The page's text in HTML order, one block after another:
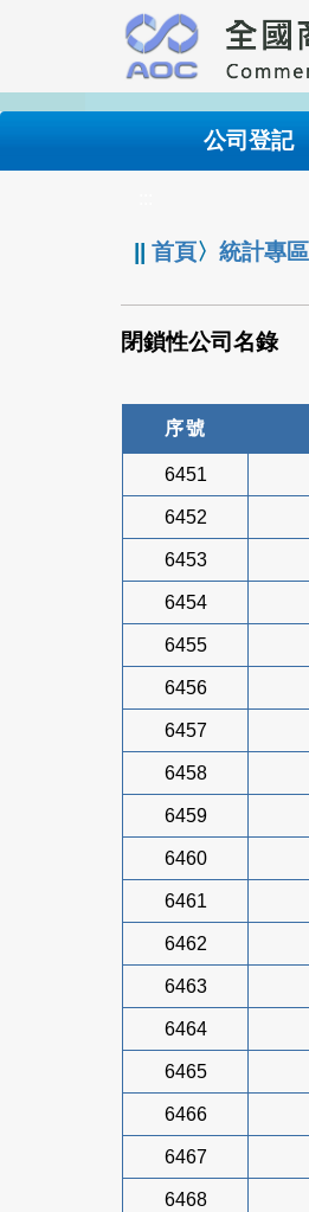
要
內
公司登記
||首頁〉統計專區
閉鎖性公司名錄
序號
6451
6452
6453
6454
6455
6456
6457
6458
6459
6460
6461
6462
6463
6464
6465
6466
6467
6468